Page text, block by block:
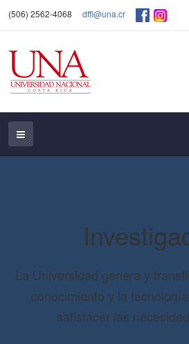
(506) 2562-4068 dffl@una.cr
La Universidad genera y
conocimiento y la
satisfacer las